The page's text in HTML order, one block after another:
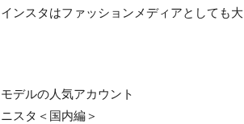
ンスタはファッションメディアとしても大
デルの人気アカウント
スタ＜国内編＞